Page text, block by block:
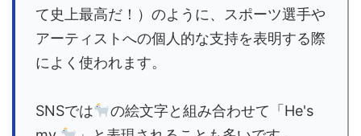
て史上最高だ！）のように、スポーツ選手や
アーティストへの個人的な支持を表明する際
によく使われます。
SNSでは
の絵文字と組み合わせて「He's